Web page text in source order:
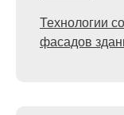
Технологии
фасадов